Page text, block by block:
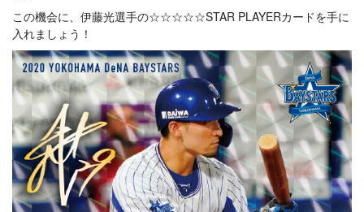
この機会に、伊藤光選手の☆☆☆☆☆STAR PLAYERカードを手に
入れましょう！